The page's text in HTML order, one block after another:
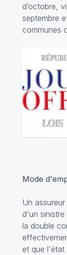
d’octobre,
septembre
communes
Mode
Un
d'un
la double
et que l'état